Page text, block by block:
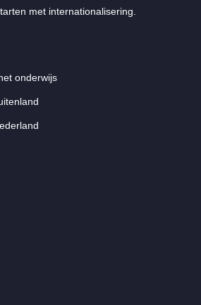
met internationalisering.
onderwijs